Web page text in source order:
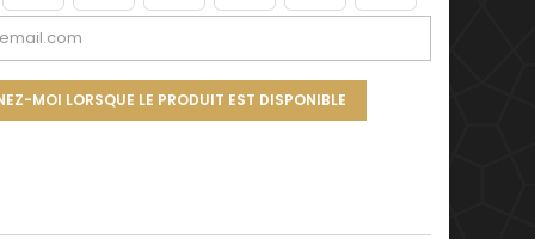
MOI LORSQUE LE PRODUIT EST DISPONIBLE